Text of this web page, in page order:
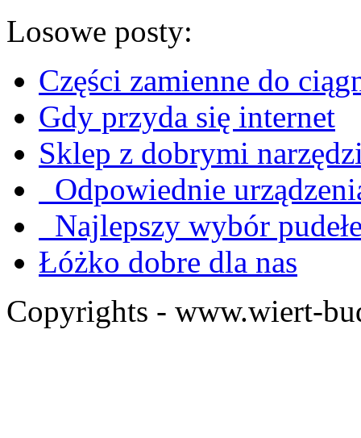
Losowe posty:
Części zamienne do
Gdy przyda się internet
Sklep z dobrymi
Odpowiednie
Najlepszy wybór
Łóżko dobre dla nas
Copyrights - www.wiert-